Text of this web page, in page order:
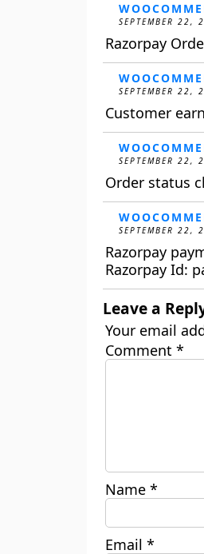
SEPTEMBER 22,
Razorpay
SEPTEMBER 22,
Customer
SEPTEMBER 22,
Order status
SEPTEMBER 22,
Razorpay
Razorpay Id:
Leave a
Your email
Comment *
Name *
Email *